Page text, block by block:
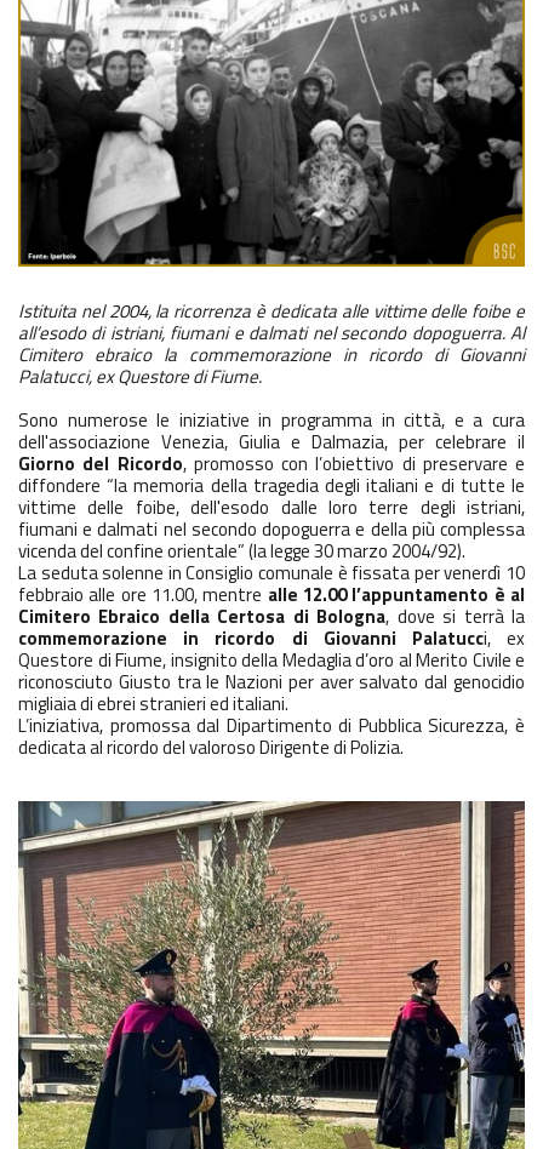
Istituita nel 2004, la ricorrenza è dedicata alle vittime delle foibe e
all’esodo di istriani, fiumani e dalmati nel secondo dopoguerra. Al
Cimitero ebraico la commemorazione in ricordo di Giovanni
Palatucci, ex Questore di Fiume.
Sono numerose le iniziative in programma in città, e a cura
dell'associazione Venezia, Giulia e Dalmazia, per celebrare il
Giorno del Ricordo, promosso con l’obiettivo di preservare e
diffondere “la memoria della tragedia degli italiani e di tutte le
vittime delle foibe, dell'esodo dalle loro terre degli istriani,
fiumani e dalmati nel secondo dopoguerra e della più complessa
vicenda del confine orientale” (la legge 30 marzo 2004/92).
La seduta solenne in Consiglio comunale è fissata per venerdì 10
febbraio alle ore 11.00, mentre alle 12.00 l’appuntamento è al
Cimitero Ebraico della Certosa di Bologna, dove si terrà la
commemorazione in ricordo di Giovanni Palatucci, ex
Questore di Fiume, insignito della Medaglia d’oro al Merito Civile e
riconosciuto Giusto tra le Nazioni per aver salvato dal genocidio
migliaia di ebrei stranieri ed italiani.
L’iniziativa, promossa dal Dipartimento di Pubblica Sicurezza, è
dedicata al ricordo del valoroso Dirigente di Polizia.